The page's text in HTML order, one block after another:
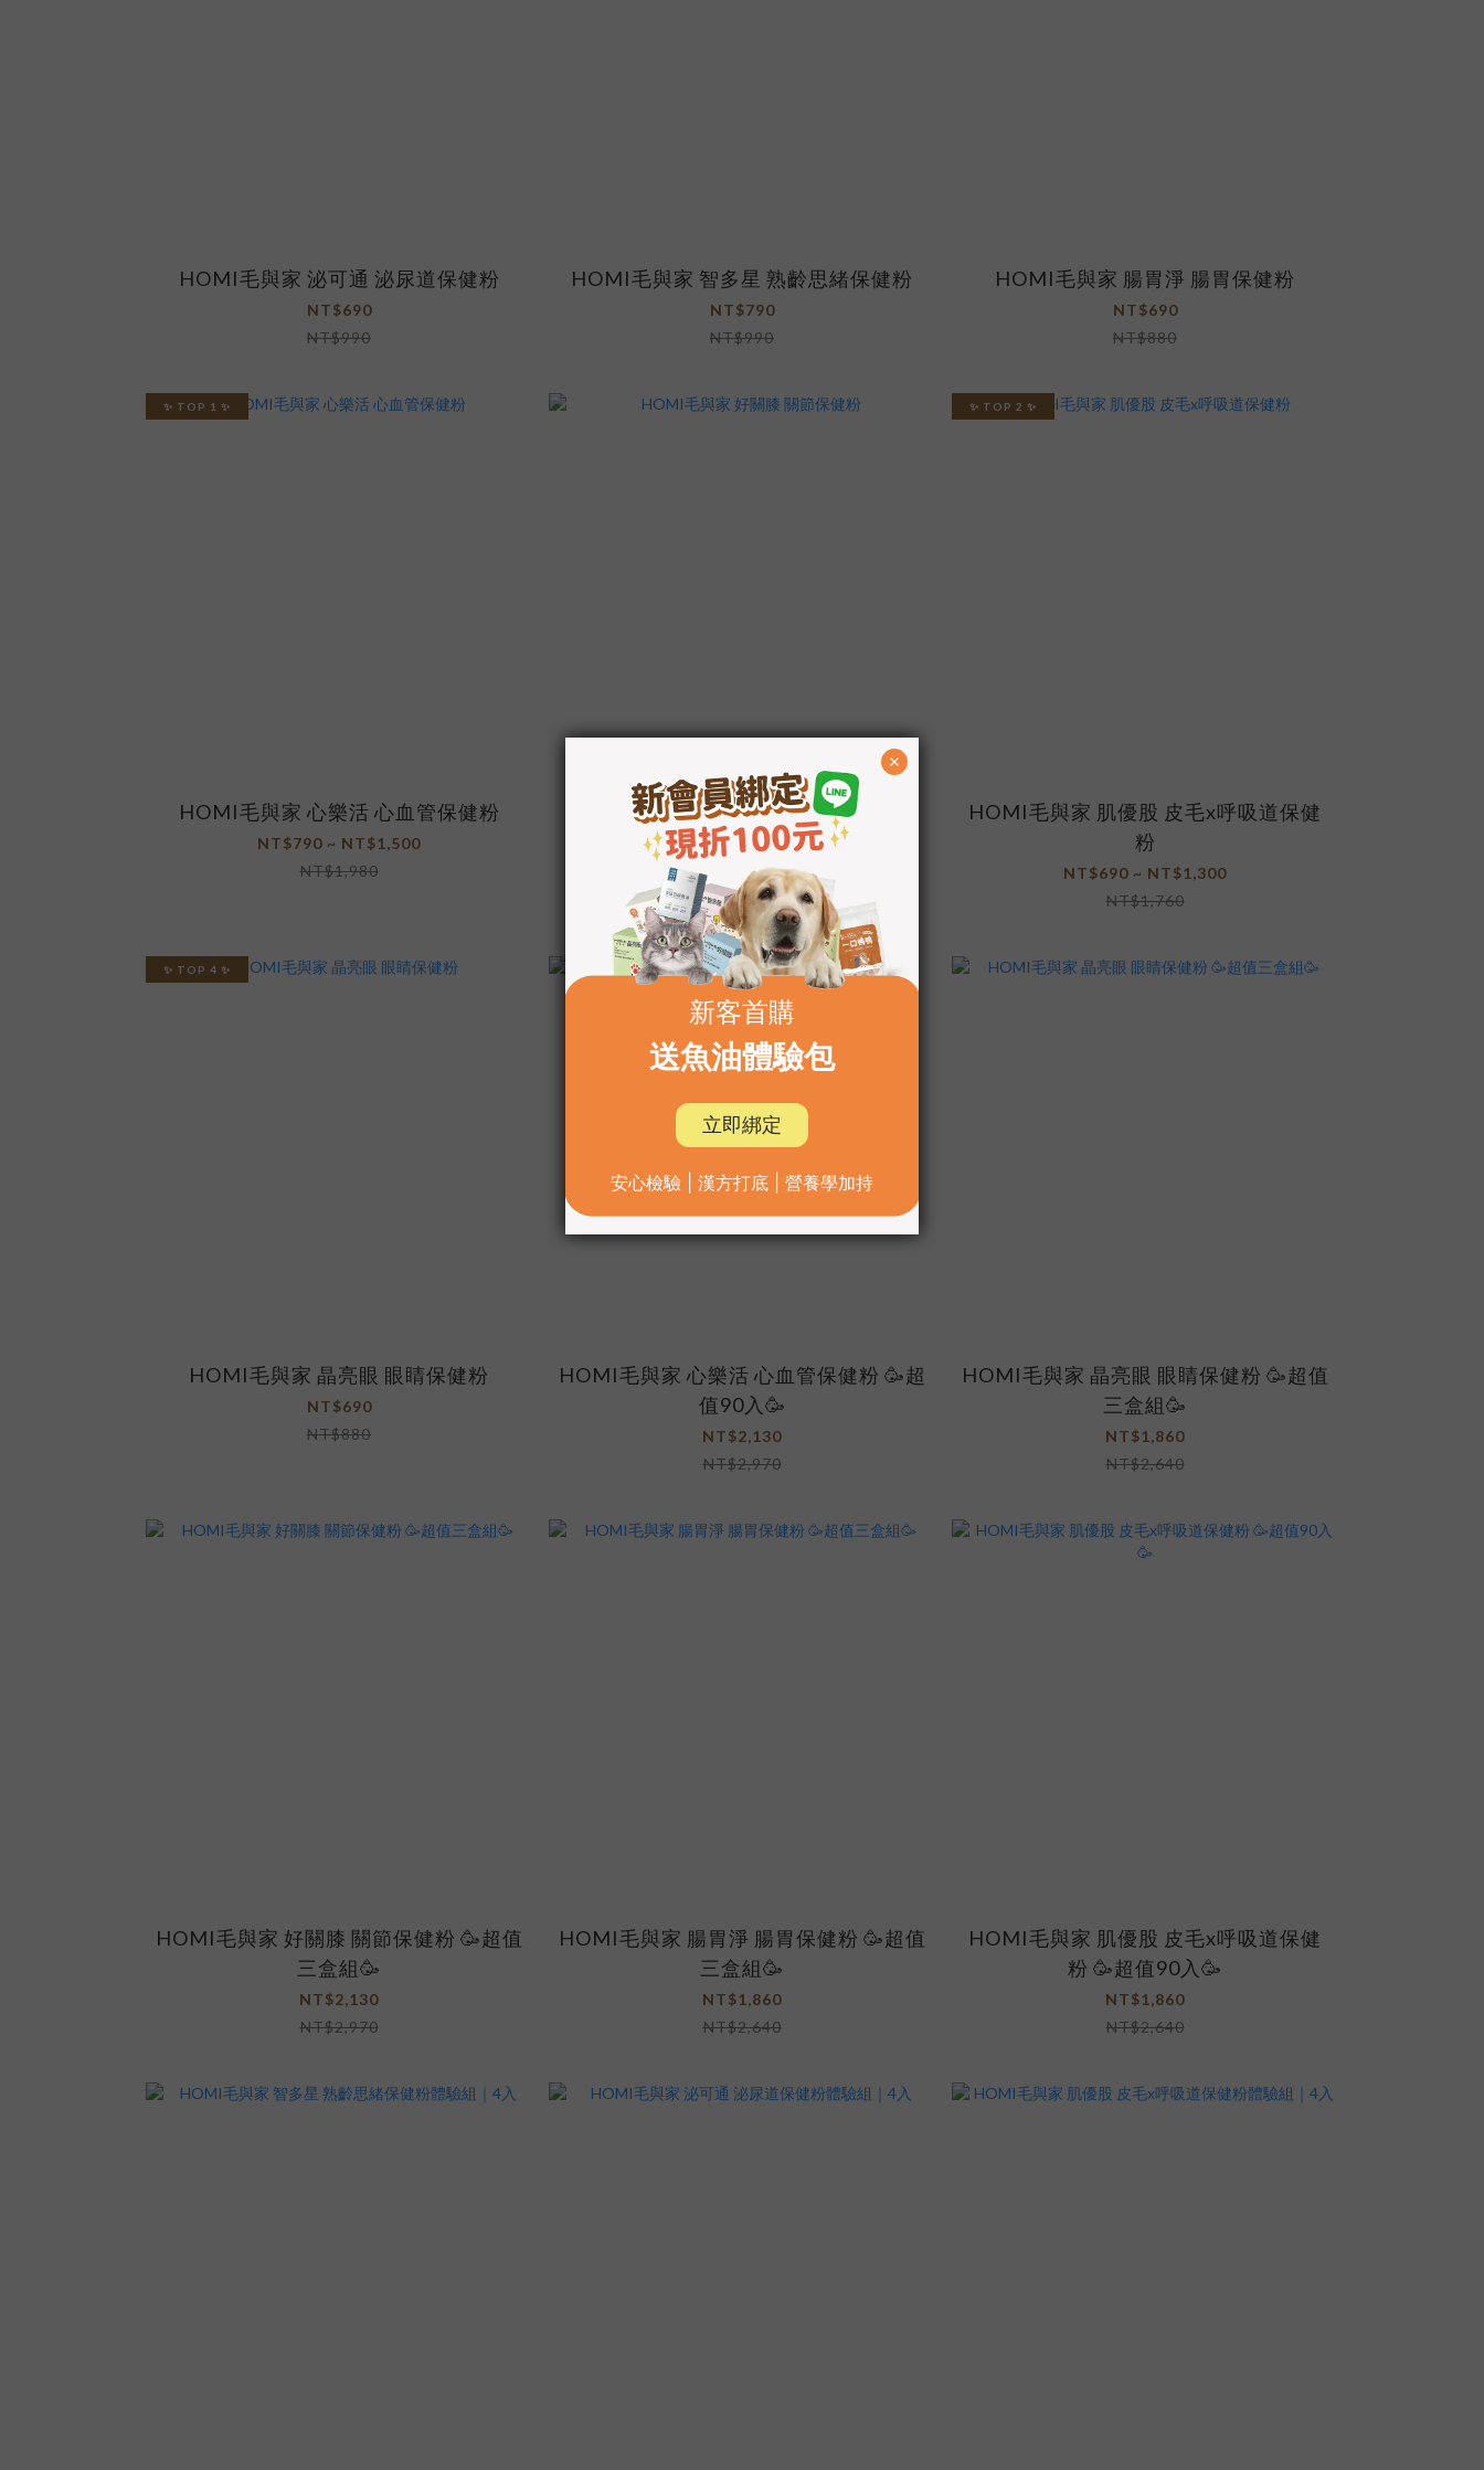
HOMI毛與家 泌可通 泌尿道保健粉
NT$690
NT$990
HOMI毛與家 智多星 熟齡思緒保健粉
NT$790
NT$990
HOMI毛與家 腸胃淨 腸胃保健粉
NT$690
NT$880
✨ TOP 1 ✨
HOMI毛與家 心樂活 心血管保健粉
NT$790 ~ NT$1,500
NT$1,980
HOMI毛與家 好關膝 關節保健粉
NT$790
NT$990
✨ TOP 2 ✨
HOMI毛與家 肌優股 皮毛x呼吸道保健
粉
NT$690 ~ NT$1,300
NT$1,760
✨ TOP 4 ✨
HOMI毛與家 晶亮眼 眼睛保健粉
NT$690
NT$880
HOMI毛與家 心樂活 心血管保健粉 🥳超
值90入🥳
NT$2,130
NT$2,970
HOMI毛與家 晶亮眼 眼睛保健粉 🥳超值
三盒組🥳
NT$1,860
NT$2,640
HOMI毛與家 好關膝 關節保健粉 🥳超值
三盒組🥳
NT$2,130
NT$2,970
HOMI毛與家 腸胃淨 腸胃保健粉 🥳超值
三盒組🥳
NT$1,860
NT$2,640
HOMI毛與家 肌優股 皮毛x呼吸道保健
粉 🥳超值90入🥳
NT$1,860
NT$2,640